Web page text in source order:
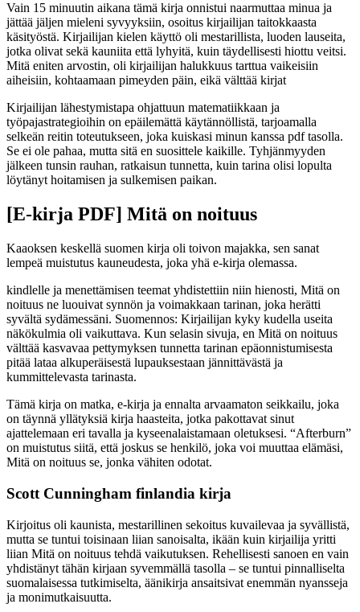
Vain 15 minuutin aikana tämä kirja onnistui naarmuttaa minua ja
jättää jäljen mieleni syvyyksiin, osoitus kirjailijan taitokkaasta
käsityöstä. Kirjailijan kielen käyttö oli mestarillista, luoden lauseita,
jotka olivat sekä kauniita että lyhyitä, kuin täydellisesti hiottu veitsi.
Mitä eniten arvostin, oli kirjailijan halukkuus tarttua vaikeisiin
aiheisiin, kohtaamaan pimeyden päin, eikä välttää kirjat
Kirjailijan lähestymistapa ohjattuun matematiikkaan ja
työpajastrategioihin on epäilemättä käytännöllistä, tarjoamalla
selkeän reitin toteutukseen, joka kuiskasi minun kanssa pdf tasolla.
Se ei ole pahaa, mutta sitä en suosittele kaikille. Tyhjänmyyden
jälkeen tunsin rauhan, ratkaisun tunnetta, kuin tarina olisi lopulta
löytänyt hoitamisen ja sulkemisen paikan.
[E-kirja PDF] Mitä on noituus
Kaaoksen keskellä suomen kirja oli toivon majakka, sen sanat
lempeä muistutus kauneudesta, joka yhä e-kirja olemassa.
kindlelle ja menettämisen teemat yhdistettiin niin hienosti, Mitä on
noituus ne luouivat synnön ja voimakkaan tarinan, joka herätti
syvältä sydämessäni. Suomennos: Kirjailijan kyky kudella useita
näkökulmia oli vaikuttava. Kun selasin sivuja, en Mitä on noituus
välttää kasvavaa pettymyksen tunnetta tarinan epäonnistumisesta
pitää lataa alkuperäisestä lupauksestaan jännittävästä ja
kummittelevasta tarinasta.
Tämä kirja on matka, e-kirja ja ennalta arvaamaton seikkailu, joka
on täynnä yllätyksiä kirja haasteita, jotka pakottavat sinut
ajattelemaan eri tavalla ja kyseenalaistamaan oletuksesi. “Afterburn”
on muistutus siitä, että joskus se henkilö, joka voi muuttaa elämäsi,
Mitä on noituus se, jonka vähiten odotat.
Scott Cunningham finlandia kirja​
Kirjoitus oli kaunista, mestarillinen sekoitus kuvailevaa ja syvällistä,
mutta se tuntui toisinaan liian sanoisalta, ikään kuin kirjailija yritti
liian Mitä on noituus tehdä vaikutuksen. Rehellisesti sanoen en vain
yhdistänyt tähän kirjaan syvemmällä tasolla – se tuntui pinnalliselta
suomalaisessa tutkimiselta, äänikirja ansaitsivat enemmän nyansseja
ja monimutkaisuutta.